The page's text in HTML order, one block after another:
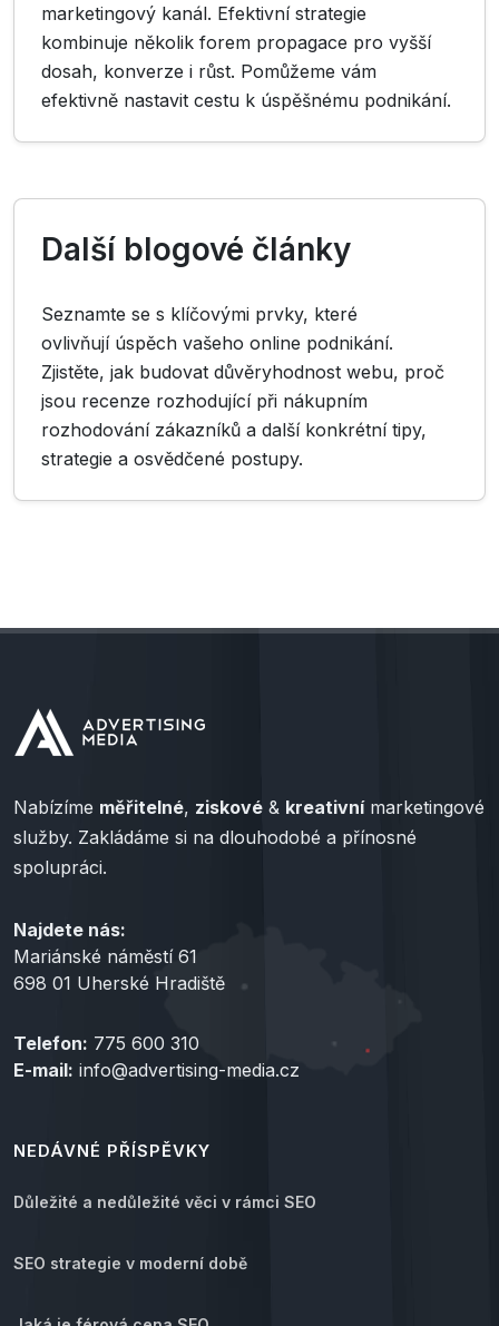
marketingový kanál. Efektivní strategie
kombinuje několik forem propagace pro vyšší
dosah, konverze i růst. Pomůžeme vám
efektivně nastavit cestu k úspěšnému podnikání.
Další blogové články
Seznamte se s klíčovými prvky, které
ovlivňují úspěch vašeho online podnikání.
Zjistěte, jak budovat důvěryhodnost webu, proč
jsou recenze rozhodující při nákupním
rozhodování zákazníků a další konkrétní tipy,
strategie a osvědčené postupy.
Nabízíme měřitelné, ziskové & kreativnímarketingové
služby. Zakládáme si na dlouhodobé a přínosné
spolupráci.
Najdete nás:
Mariánské náměstí 61
698 01 Uherské Hradiště
Telefon: 775 600 310
E-mail: info@advertising-media.cz
NEDÁVNÉ PŘÍSPĚVKY
Důležité a nedůležité věci v rámci SEO
SEO strategie v moderní době